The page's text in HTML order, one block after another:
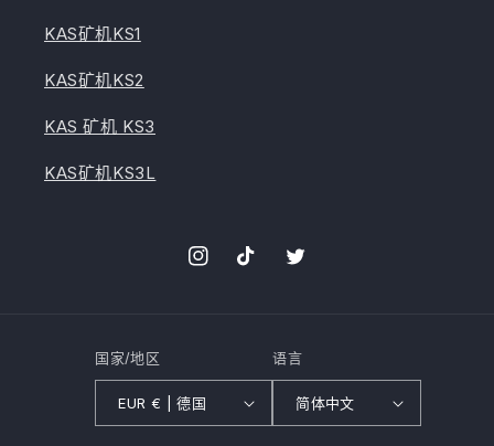
KAS矿机KS1
KAS矿机KS2
KAS 矿机 KS3
KAS矿机KS3L
InstagramTikTok叽
喳
国家/地区
EUR € | 德国
语言
简体中文